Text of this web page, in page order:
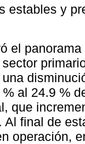
estables y
el
al 24.9 %
que
Al final de
operación,